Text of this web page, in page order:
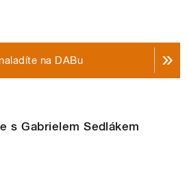
na DABu
s Gabrielem Sedlákem